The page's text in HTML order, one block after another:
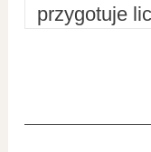
przygotuje